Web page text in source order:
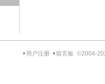
用户注册 留言板 ©2004-